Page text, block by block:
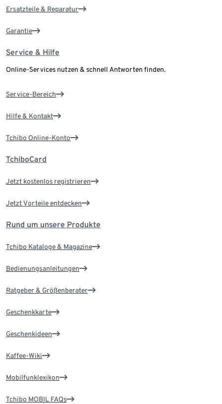
Ersatzteile & Reparatur
Garantie
Service & Hilfe
Online-Services nutzen & schnell Antworten finden.
Service-Bereich
Hilfe & Kontakt
Tchibo Online-Konto
TchiboCard
Jetzt kostenlos registrieren
Jetzt Vorteile entdecken
Rund um unsere Produkte
Tchibo Kataloge & Magazine
Bedienungsanleitungen
Ratgeber & Größenberater
Geschenkkarte
Geschenkideen
Kaffee-Wiki
Mobilfunklexikon
Tchibo MOBIL FAQs